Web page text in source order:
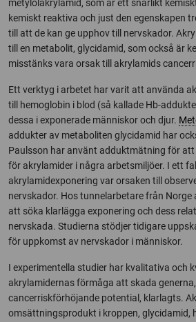
metylolakrylamid, som är ett snarlikt
kemiskt reaktiva och just den egenskapen
till att de kan ge upphov till nervskador.
till en metabolit, glycidamid, som också är
misstänks vara orsak till akrylamids
Ett verktyg i arbetet har varit att använda
till hemoglobin i blod (så kallade Hb-
dessa i exponerade människor och djur.
addukter av metaboliten glycidamid har
Paulsson har använt adduktmätning för
för akrylamider i några arbetsmiljöer. I ett
akrylamidexponering var orsaken till
nervskador. Hos tunnelarbetare från
att söka klarlägga exponering och dess
nervskada. Studierna stödjer tidigare
för uppkomst av nervskador i människor.
I experimentella studier har kvalitativa och
akrylamidernas förmåga att skada
cancerriskförhöjande potential, klarlagts.
omsättningsprodukt i kroppen, glycidamid,